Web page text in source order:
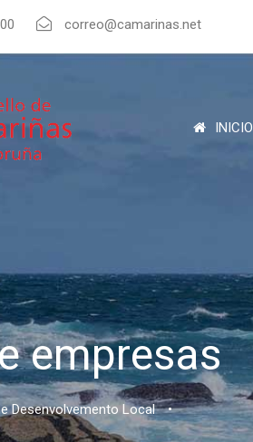
correo@camarinas.net
INICIO
empresas
Desenvolvemento Local •